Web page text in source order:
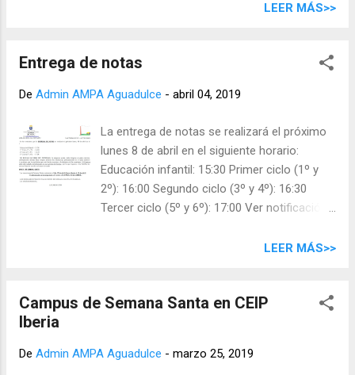
Agosto) en horario de 7.00 a 16.00 horas.
firmarla, el comprobante del pago y
reenviarla vía correo electrónico o
situada en la C/ Carvajal nº1 lo...
LEER MÁS>>
Entrega de notas
De Admin AMPA Aguadulce - abril 04, 2019
La entrega de notas se realizará el próximo
lunes 8 de abril en el siguiente horario:
Educación infantil: 15:30 Primer ciclo (1º y
2º): 16:00 Segundo ciclo (3º y 4º): 16:30
Tercer ciclo (5º y 6º): 17:00 Ver notificación
LEER MÁS>>
Campus de Semana Santa en CEIP
Iberia
De Admin AMPA Aguadulce - marzo 25, 2019